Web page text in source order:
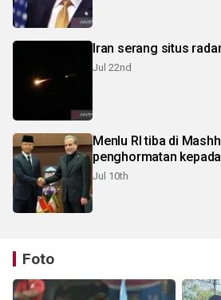
Iran serang situs
Jul 22nd
Menlu RI tiba di
penghormatan
Jul 10th
Foto